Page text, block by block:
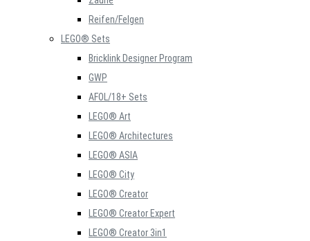
Reifen/Felgen
LEGO® Sets
Bricklink Designer Program
GWP
AFOL/18+ Sets
LEGO® Art
LEGO® Architectures
LEGO® ASIA
LEGO® City
LEGO® Creator
LEGO® Creator Expert
LEGO® Creator 3in1